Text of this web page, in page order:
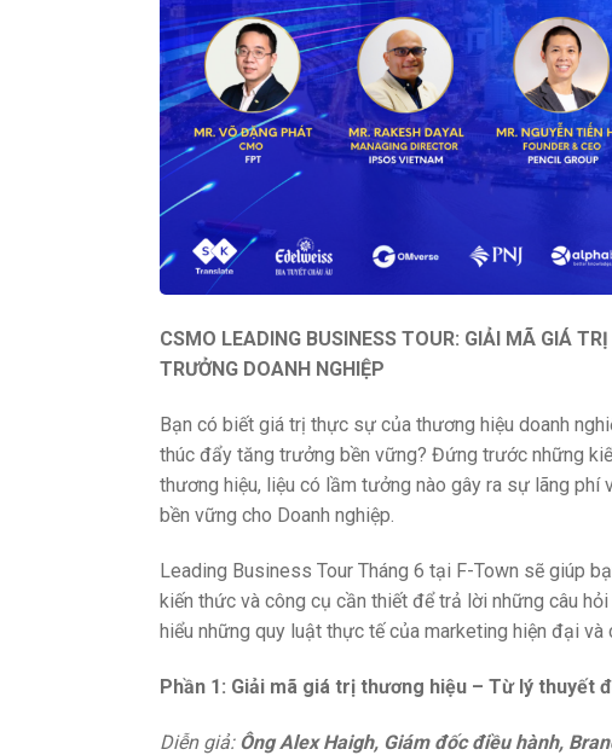
CSMO LEADING BUSINESS TOUR: GIẢI MÃ GIÁ
TRƯỞNG DOANH NGHIỆP
Bạn có biết giá trị thực sự của thương hiệu doanh
thúc đẩy tăng trưởng bền vững? Đứng trước những
thương hiệu, liệu có lầm tưởng nào gây ra sự lãng
bền vững cho Doanh nghiệp.
Leading Business Tour Tháng 6 tại F-Town sẽ giúp
kiến thức và công cụ cần thiết để trả lời những câu
hiểu những quy luật thực tế của marketing hiện đại
Phần 1: Giải mã giá trị thương hiệu – Từ lý thuyết
Diễn giả: Ông Alex Haigh, Giám đốc điều hành,